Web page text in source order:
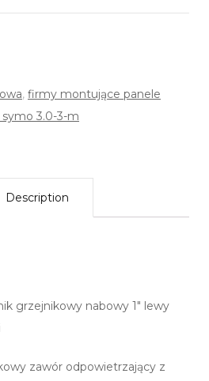
, firmy montujące panele
3.0-3-m
Description
grzejnikowy nabowy 1″ lewy
zawór odpowietrzający z